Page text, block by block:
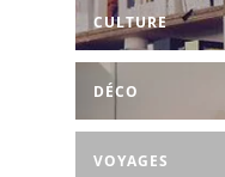
CULTURE
DÉCO
VOYAGES